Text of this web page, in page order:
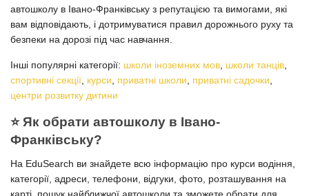
автошколу в Івано-Франківську з репутацією та вимогами, які
вам відповідають, і дотримуватися правил дорожнього руху та
безпеки на дорозі під час навчання.
Інші популярні категорії: школи іноземних мов школи танців
спортивні секції курси приватні школи приватні садочки
центри розвитку дитини
⭐️ Як обрати автошколу в Івано-
Франківську?
На EduSearch ви знайдете всю інформацію про курси водіння,
категорії, адреси, телефони, відгуки, фото, розташування на
карті, пошук найближчої автошколи та зможете обрати для